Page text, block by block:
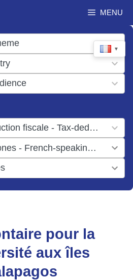
MENU
▼
Missions avec réduction fiscale - Tax-deductible missions
Missions francophones - French-speaking missions
pour la
aux îles